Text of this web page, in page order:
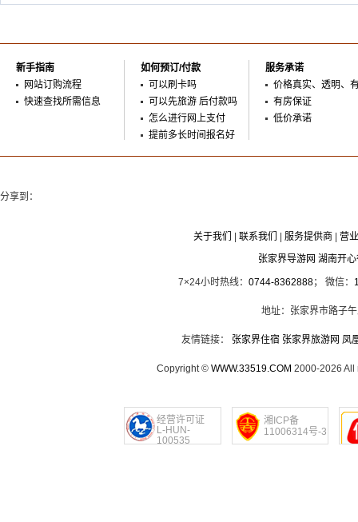
新手指南
网站订购流程
快速查找所需信息
如何预订/付款
可以刷卡吗
可以先旅游 后付款吗
怎么进行网上支付
提前多长时间报名好
服务承诺
价格真实、透明、
有房保证
低价承诺
分享到：
关于我们 联系我们 服务提供商
营
张家界导游网 湖南开
7×24小时热线： 0744-8362888； 微信：
地址：张家界市路子
友情链接： 张家界住宿 张家界旅游网 凤
Copyright © WWW.33519.COM 2000-2026 All
经营许可证
L-HUN-
100535
湘ICP备
11006314号-3